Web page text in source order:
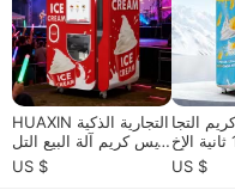
HUAXIN التجارية الذكية
الآيس كريم آلة البيع التل
قائي - 59 نكهات، 15s ا
لاستغناء، CE / ETL شها
US $
التجا
رية التلقائية 15 ثانية الإخ
راج السريع 59 نكهات ال
الذ
US $